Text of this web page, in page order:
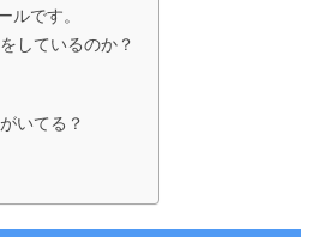
ルです。
しているのか？
いてる？